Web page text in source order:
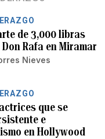
de 3,000 libras
Rafa en Miramar
Nieves
que se
e
en Hollywood